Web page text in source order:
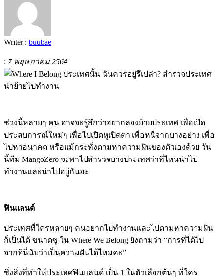
Writer : buubae
: 7 พฤษภาคม 2564
ช่วงนี้หลายๆ คน อาจจะรู้สึกว่าอยากลองย้ายประเทศ เพื่อเปิด
ประสบการณ์ใหม่ๆ เพื่อไปเปิดหูเปิดตา เพื่อหนีจากบางอย่าง เพื่อ
ไปหาอนาคต หรือแม้กระทั่งตามหาความฝันของตัวเองด้วย วัน
นี้ทีม MangoZero จะพาไปสำรวจบางประเทศว่าที่ไหนน่าไป
ทำงานและน่าไปอยู่กันฮะ
ฟินแลนด์
ประเทศที่ใครหลายๆ คนอยากไปทำงานและไปตามหาความฝัน
ก็เป็นได้ ขนาดซู ใน Where We Belong ยังถามว่า “การที่ได้ไป
จากที่นี่นับว่าเป็นความฝันได้ไหมคะ”
ซึ่งสิ่งที่ทำให้ประเทศฟินแลนด์ เป็น 1 ในตัวเลือกต้นๆ ที่ใคร